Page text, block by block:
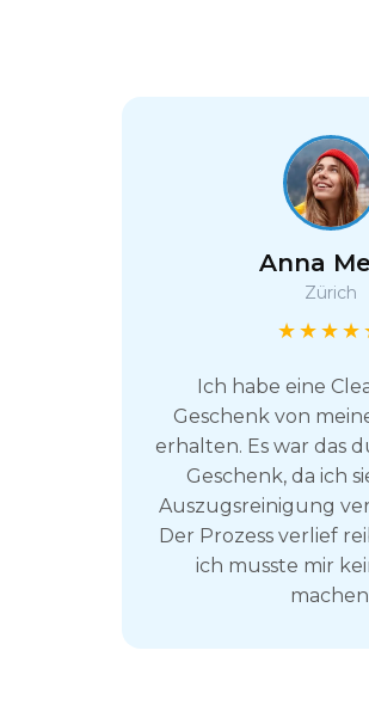
Anna
Zürich
Ich habe eine
Geschenk von
erhalten. Es war das
Geschenk, da ich
Auszugsreinigung
Der Prozess verlief
ich musste mir